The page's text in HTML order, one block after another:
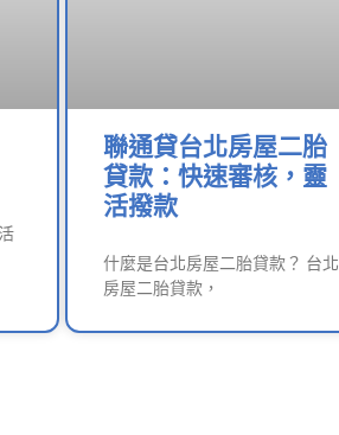
聯通貸台北房屋二胎
貸款：快速審核，靈
活撥款
什麼是台北房屋二胎貸款？ 台北
房屋二胎貸款，